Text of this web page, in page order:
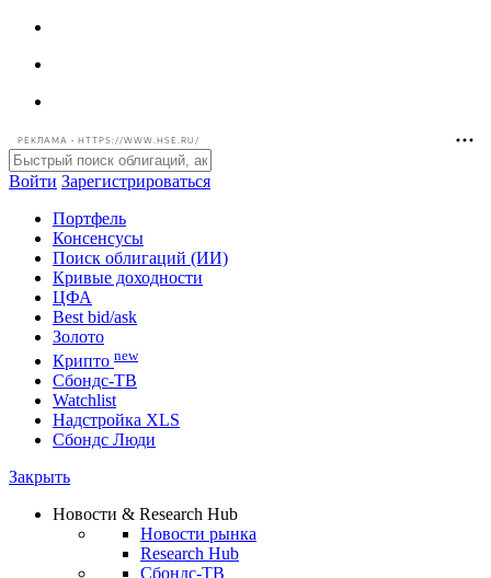
РЕКЛАМА • HTTPS://WWW.HSE.RU/
Войти Зарегистрироваться
Портфель
Консенсусы
Поиск облигаций (ИИ)
Кривые доходности
ЦФА
Best bid/ask
Золото
Крипто new
Watchlist
Сбондс Люди